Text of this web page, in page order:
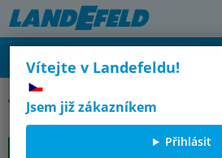
Vítejte v Landefeldu!
Jsem již zákazníkem
Přihlásit
Gummipuffer Typ AT tailliert